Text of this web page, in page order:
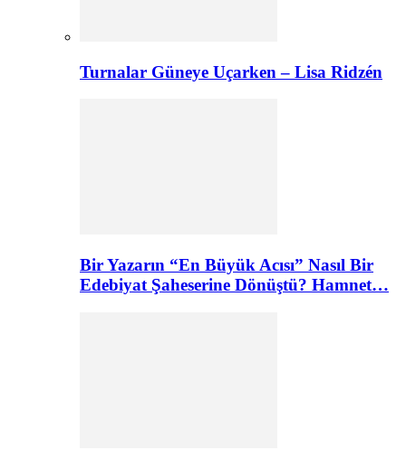
Turnalar Güneye Uçarken – Lisa Ridzén
Bir Yazarın “En Büyük Acısı” Nasıl Bir
Edebiyat Şaheserine Dönüştü? Hamnet…